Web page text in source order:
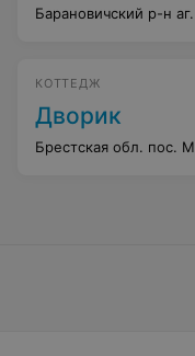
Барановичский р-н
КОТТЕДЖ
Дворик
Брестская обл. пос.